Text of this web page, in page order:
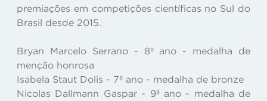
premiações em competições científicas no Sul do
Brasil desde 2015.
Bryan Marcelo Serrano - 8º ano - medalha de
menção honrosa
Isabela Staut Dolis - 7º ano - medalha de bronze
Nicolas Dallmann Gaspar - 9º ano - medalha de